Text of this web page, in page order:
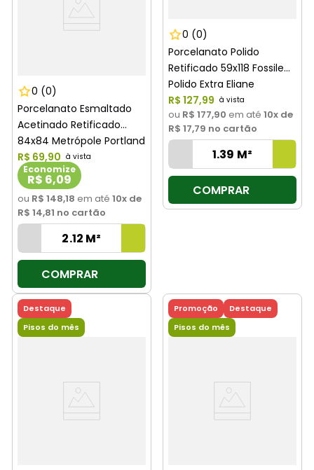
0 (0)
Porcelanato Esmaltado
Acetinado Retificado
84x84 Metrópole Portland
Extra Eliane
R$ 69,90
Economize
R$ 6,09
ou R$ 148,18 em até 10x de
R$ 14,81 no cartão
COMPRAR
0 (0)
Porcelanato Polido
Retificado 59x118 Fossile
Polido Extra Eliane
R$ 127,99
ou R$ 177,90 em até 10x de
R$ 17,79 no cartão
COMPRAR
Destaque
Pisos do mês
Promoção
Destaque
Pisos do mês